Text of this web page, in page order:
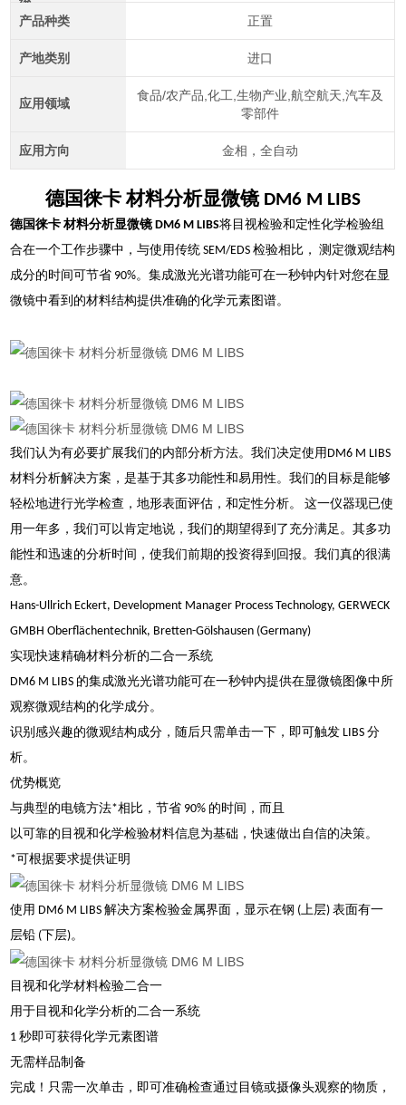
产品种类 正置
产地类别 进口
应用领域
食品/农产品,化工,生物产业,航空航天,汽车及
零部件
应用方向 金相，全自动
德国徕卡 材料分析显微镜 DM6 M LIBS
德国徕卡 材料分析显微镜 DM6 M LIBS将目视检验和定性化学检验组
合在一个工作步骤中，与使用传统 SEM/EDS 检验相比， 测定微观结构
成分的时间可节省 90%。集成激光光谱功能可在一秒钟内针对您在显
微镜中看到的材料结构提供准确的化学元素图谱。
我们认为有必要扩展我们的内部分析方法。我们决定使用DM6 M LIBS
材料分析解决方案，是基于其多功能性和易用性。我们的目标是能够
轻松地进行光学检查，地形表面评估，和定性分析。 这一仪器现已使
用一年多，我们可以肯定地说，我们的期望得到了充分满足。其多功
能性和迅速的分析时间，使我们前期的投资得到回报。我们真的很满
意。
Hans-Ullrich Eckert, Development Manager Process Technology, GERWECK
GMBH Oberflächentechnik, Bretten-Gölshausen (Germany)
实现快速精确材料分析的二合一系统
DM6 M LIBS 的集成激光光谱功能可在一秒钟内提供在显微镜图像中所
观察微观结构的化学成分。
识别感兴趣的微观结构成分，随后只需单击一下，即可触发 LIBS 分
析。
优势概览
与典型的电镜方法*相比，节省 90% 的时间，而且
以可靠的目视和化学检验材料信息为基础，快速做出自信的决策。
*可根据要求提供证明
使用 DM6 M LIBS 解决方案检验金属界面，显示在钢 (上层) 表面有一
层铅 (下层)。
目视和化学材料检验二合一
用于目视和化学分析的二合一系统
1 秒即可获得化学元素图谱
无需样品制备
完成！只需一次单击，即可准确检查通过目镜或摄像头观察的物质，